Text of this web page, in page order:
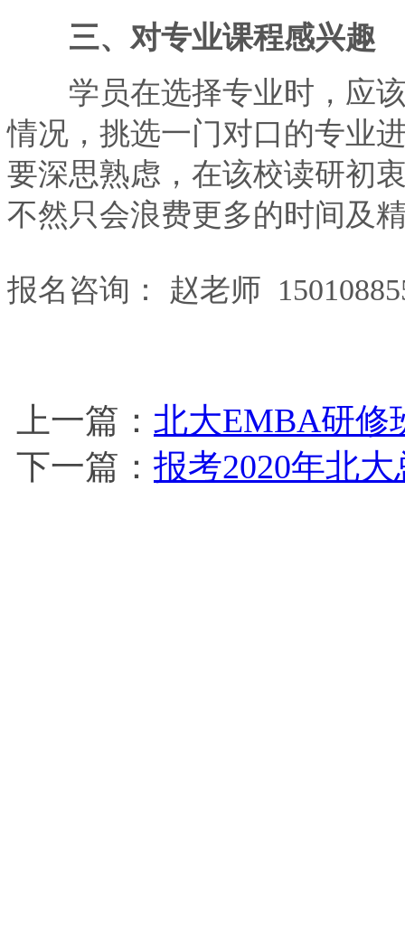
三、对专业课程感兴趣
学员在选择专业时，应该
情况，挑选一门对口的专业
要深思熟虑，在该校读研初
不然只会浪费更多的时间及
报名咨询： 赵老师
上一篇： 北大EMBA研修
下一篇： 报考2020年北